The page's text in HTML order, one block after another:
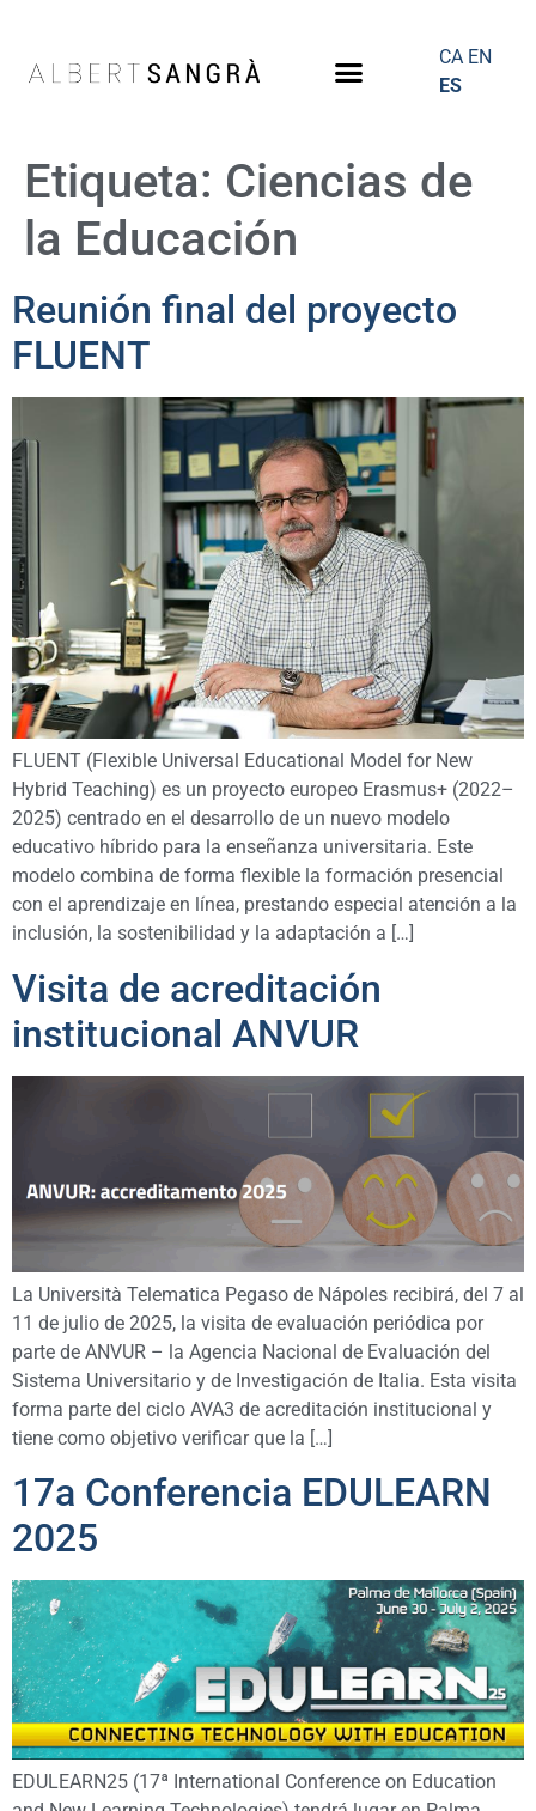
CA EN
ES
Etiqueta: Ciencias de
la Educación
Reunión final del proyecto
FLUENT
FLUENT (Flexible Universal Educational Model for New
Hybrid Teaching) es un proyecto europeo Erasmus+ (2022–
2025) centrado en el desarrollo de un nuevo modelo
educativo híbrido para la enseñanza universitaria. Este
modelo combina de forma flexible la formación presencial
con el aprendizaje en línea, prestando especial atención a la
inclusión, la sostenibilidad y la adaptación a […]
Visita de acreditación
institucional ANVUR
La Università Telematica Pegaso de Nápoles recibirá, del 7 al
11 de julio de 2025, la visita de evaluación periódica por
parte de ANVUR – la Agencia Nacional de Evaluación del
Sistema Universitario y de Investigación de Italia. Esta visita
forma parte del ciclo AVA3 de acreditación institucional y
tiene como objetivo verificar que la […]
17a Conferencia EDULEARN
2025
EDULEARN25 (17ª International Conference on Education